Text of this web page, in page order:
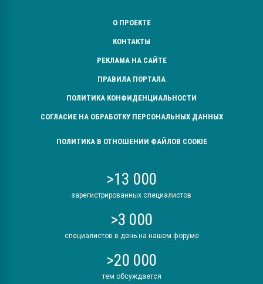
О ПРОЕКТЕ
КОНТАКТЫ
РЕКЛАМА НА САЙТЕ
ПРАВИЛА ПОРТАЛА
ПОЛИТИКА КОНФИДЕНЦИАЛЬНОСТИ
СОГЛАСИЕ НА ОБРАБОТКУ ПЕРСОНАЛЬНЫХ ДАННЫХ
ПОЛИТИКА В ОТНОШЕНИИ ФАЙЛОВ COOKIE
>13 000
зарегистрированных специалистов
>3 000
специалистов в день на нашем форуме
>20 000
тем обсуждается